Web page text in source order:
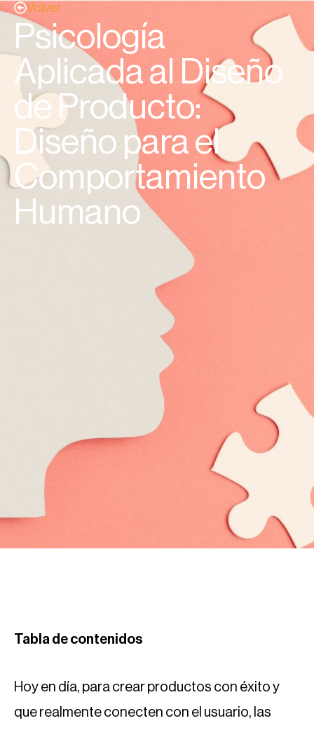
Volver
Psicología
Aplicada al Diseño
de Producto:
Diseño para el
Comportamiento
Humano
Tabla de contenidos
Hoy en día, para crear productos con éxito y
que realmente conecten con el usuario, las